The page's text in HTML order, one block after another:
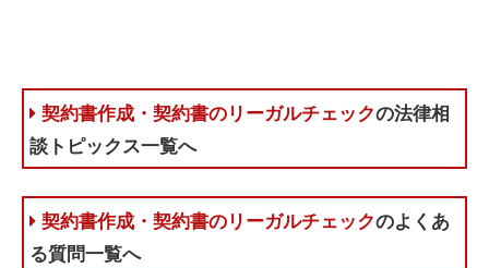
契約書作成・契約書のリーガルチェックの法律相
談トピックス一覧へ
契約書作成・契約書のリーガルチェックのよくあ
る質問一覧へ